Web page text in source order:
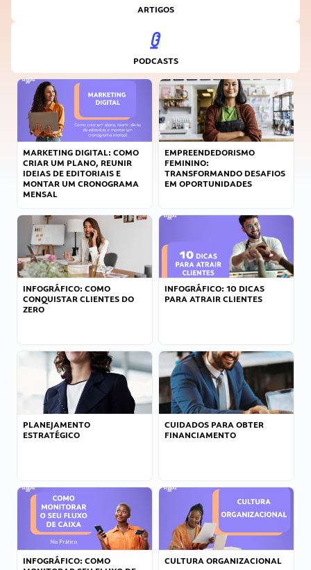
ARTIGOS
PODCASTS
MARKETING DIGITAL: COMO
CRIAR UM PLANO, REUNIR
IDEIAS DE EDITORIAIS E
MONTAR UM CRONOGRAMA
MENSAL
EMPREENDEDORISMO
FEMININO:
TRANSFORMANDO DESAFIOS
EM OPORTUNIDADES
INFOGRÁFICO: COMO
CONQUISTAR CLIENTES DO
ZERO
INFOGRÁFICO: 10 DICAS
PARA ATRAIR CLIENTES
PLANEJAMENTO
ESTRATÉGICO
CUIDADOS PARA OBTER
FINANCIAMENTO
INFOGRÁFICO: COMO
CULTURA ORGANIZACIONAL